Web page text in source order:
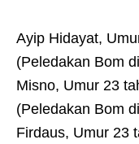
Ayip Hidayat,
(Peledakan Bom
Misno, Umur 23
(Peledakan Bom
Firdaus, Umur 23